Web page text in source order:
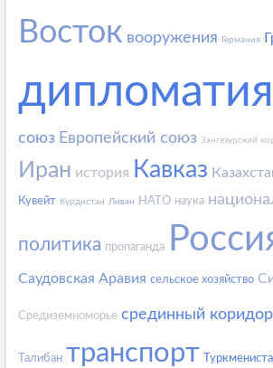
Восток вооружения Германия
дипломатия
союз Европейский союз Зангезурский
Иран история Кавказ
Кувейт Курдистан Ливан НАТО наука
политика пропаганда
Саудовская Аравия сельское хозяйство
Средиземноморье срединный коридор
Талибан транспорт